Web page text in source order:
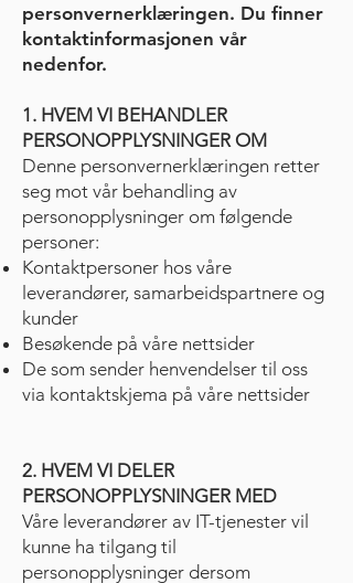
personvernerklæringen. Du finner
kontaktinformasjonen vår
nedenfor.
1. HVEM VI BEHANDLER
PERSONOPPLYSNINGER OM
Denne personvernerklæringen retter
seg mot vår behandling av
personopplysninger om følgende
personer:
Kontaktpersoner hos våre
leverandører, samarbeidspartnere og
kunder
Besøkende på våre nettsider
De som sender henvendelser til oss
via kontaktskjema på våre nettsider
2. HVEM VI DELER
PERSONOPPLYSNINGER MED
Våre leverandører av IT-tjenester vil
kunne ha tilgang til
personopplysninger dersom